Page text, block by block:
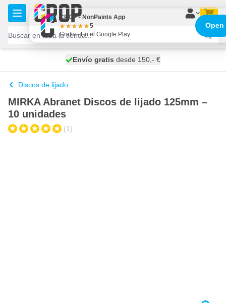
Ir al contenido
se envía hoy
Envío gratis desde 150,- €
100 días
Discos de lijado
MIRKA Abranet Discos de lijado 125mm –
10 unidades
(1)
CROP - NonPaints App
5
Gratis - En el Google Play
Open